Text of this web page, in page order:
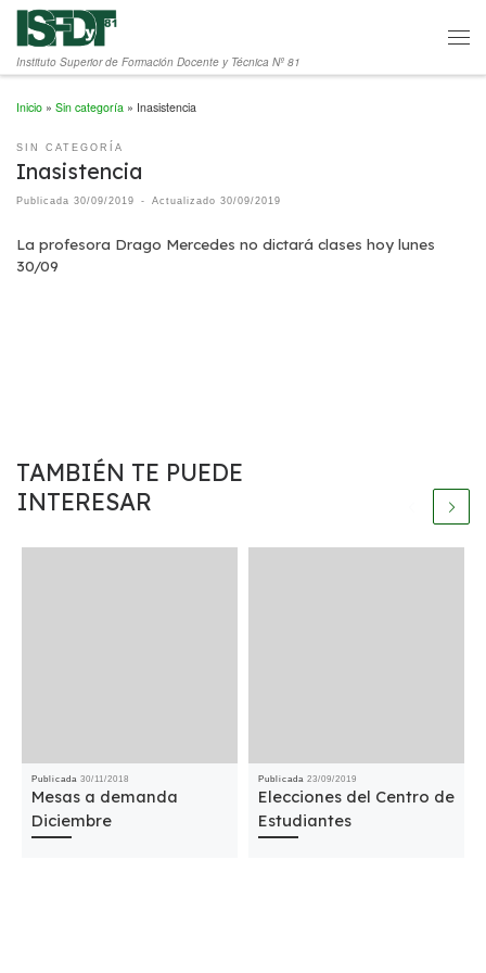
Saltar al contenido
Instituto Superior de Formación Docente y Técnica Nº 81
Inicio » Sin categoría » Inasistencia
SIN CATEGORÍA
Inasistencia
Publicada 30/09/2019 - Actualizado 30/09/2019
La profesora Drago Mercedes no dictará clases hoy lunes
30/09
TAMBIÉN TE PUEDE
INTERESAR
Publicada 30/11/2018
Mesas a demanda
Diciembre
Publicada 23/09/2019
Elecciones del Centro de
Estudiantes